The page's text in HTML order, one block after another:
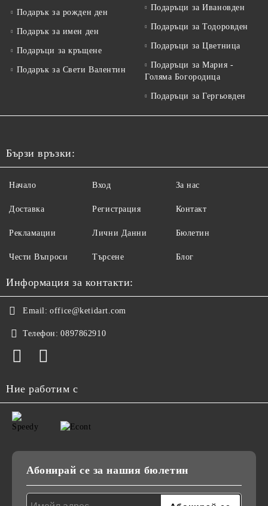
Подарък за рожден ден
Подарък за имен ден
Подаръци за кръщене
Подарък за Свети Валентин
Подаръци за Ивановден
Подаръци за Тодоровден
Подаръци за Цветница
Подаръци за Мария -
Голяма Богородица
Подаръци за Гергьовден
Бързи връзки:
Начало
Доставка
Рекламации
Чести Въпроси
Вход
Регистрация
Лични Данни
Търсене
За нас
Контакт
Бюлетин
Блог
Информация за контакти:
Email: office@ketidart.com
Телефон: 0897862910
Ние работим с
Абонирай се за нашия бюлетин